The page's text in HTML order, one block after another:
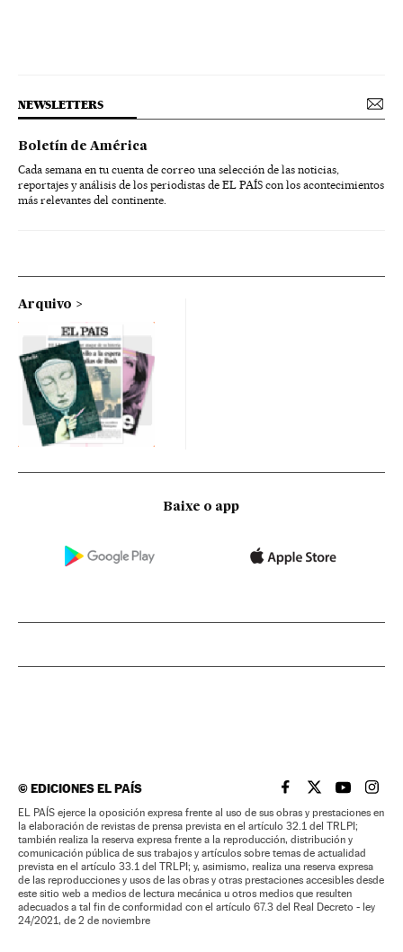
NEWSLETTERS
Boletín de América
Cada semana en tu cuenta de correo una selección de las noticias,
reportajes y análisis de los periodistas de EL PAÍS con los acontecimientos
más relevantes del continente.
Arquivo
Baixe o app
©EDICIONES EL PAÍS EL PAÍS BRASIL EN
EL PAÍSEL PAÍS
EL
EL PAÍS ejerce la oposición expresa frente al uso de sus obras y prestaciones en
la elaboración de revistas de prensa prevista en el artículo 32.1 del TRLPI;
también realiza la reserva expresa frente a la reproducción, distribución y
comunicación pública de sus trabajos y artículos sobre temas de actualidad
prevista en el artículo 33.1 del TRLPI; y, asimismo, realiza una reserva expresa
de las reproducciones y usos de las obras y otras prestaciones accesibles desde
este sitio web a medios de lectura mecánica u otros medios que resulten
adecuados a tal fin de conformidad con el artículo 67.3 del Real Decreto - ley
24/2021, de 2 de noviembre